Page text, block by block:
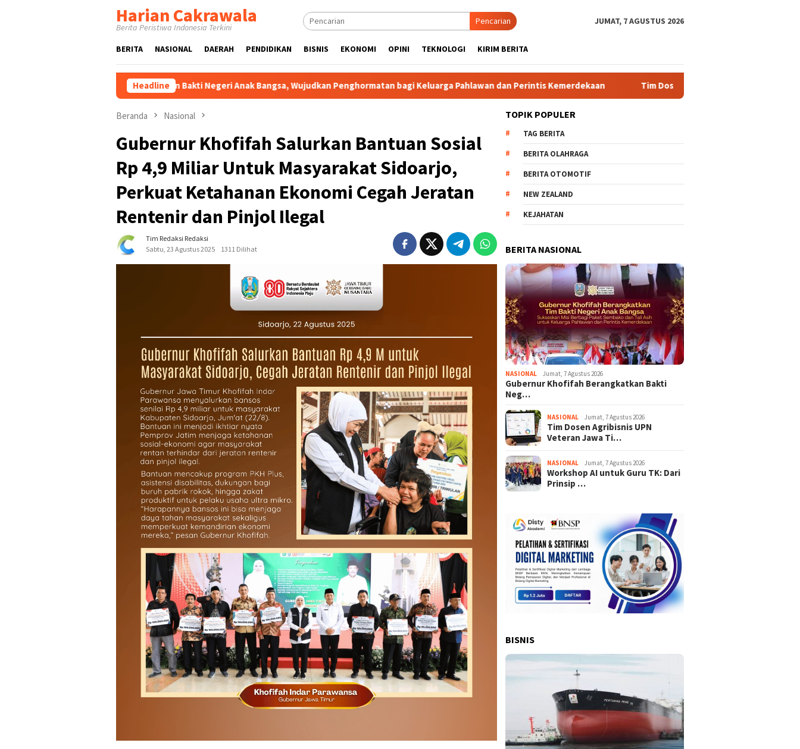
Harian Cakrawala
Berita Peristiwa Indonesia Terkini
Pencarian JUMAT, 7 AGUSTUS 2026
BERITA NASIONAL DAERAH PENDIDIKAN BISNIS EKONOMI OPINI TEKNOLOGI KIRIM BERITA
Headline
Berangkatkan Bakti Negeri Anak Bangsa, Wujudkan Penghormatan bagi Keluarga Pahlawan dan Perintis Kemerdekaan Tim Dosen Agribisnis UPN Veteran Jawa Timur Kembangkan
Beranda Nasional
Gubernur Khofifah Salurkan Bantuan Sosial
Rp 4,9 Miliar Untuk Masyarakat Sidoarjo,
Perkuat Ketahanan Ekonomi Cegah Jeratan
Rentenir dan Pinjol Ilegal
Tim Redaksi Redaksi
Sabtu, 23 Agustus 2025
1311 Dilihat
TOPIK POPULER
TAG BERITA
BERITA OLAHRAGA
BERITA OTOMOTIF
NEW ZEALAND
KEJAHATAN
BERITA NASIONAL
NASIONAL Jumat, 7 Agustus 2026
Gubernur Khofifah Berangkatkan Bakti
Neg…
NASIONAL Jumat, 7 Agustus 2026
Tim Dosen Agribisnis UPN
Veteran Jawa Ti…
NASIONAL Jumat, 7 Agustus 2026
Workshop AI untuk Guru TK: Dari
Prinsip …
BISNIS